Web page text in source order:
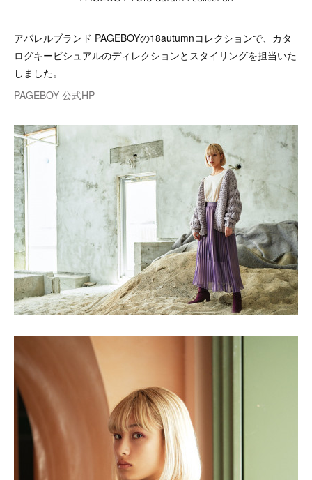
アパレルブランド PAGEBOYの18autumnコレクションで、カタ
ログキービシュアルのディレクションとスタイリングを担当いた
しました。
PAGEBOY 公式HP